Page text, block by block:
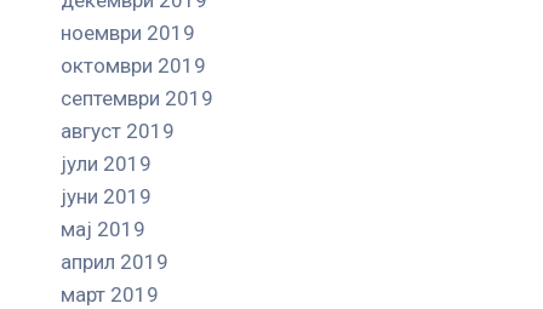
ноември 2019
октомври 2019
септември 2019
август 2019
јули 2019
јуни 2019
мај 2019
април 2019
март 2019